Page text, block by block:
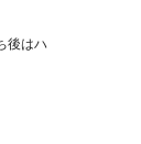
後はハ